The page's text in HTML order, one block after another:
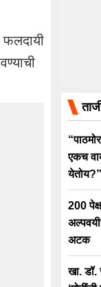
फलदायी
एकच
येतोय?”
200
अटक
खा. डॉ.